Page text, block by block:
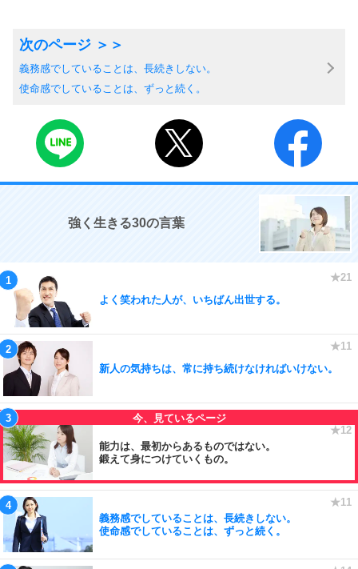
義務感でしていることは、長続きしない。
使命感でしていることは、ずっと続く。
強く生きる30の言葉
よく笑われた人が、いちばん出世する。
新人の気持ちは、常に持ち続けなければいけない。
能力は、最初からあるものではない。
鍛えて身につけていくもの。
義務感でしていることは、長続きしない。
使命感でしていることは、ずっと続く。